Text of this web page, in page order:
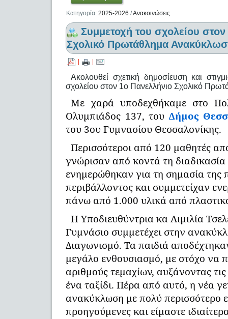
Κατηγορία:2025-2026 /Ανακοινώσεις
Συμμετοχή του σχολείου
Σχολικό Πρωτάθλημα
Ακολουθεί σχετική δημοσίευση και
σχολείου στον 1ο Πανελλήνιο Σχολικό
Με χαρά υποδεχθήκαμε στο
Ολυμπιάδος 137, του Δήμος
του 3ου Γυμνασίου Θεσσαλονίκης.
Περισσότεροι από 120 μαθητές
γνώρισαν από κοντά τη
ενημερώθηκαν για τη σημασία της
περιβάλλοντος και συμμετείχαν
πάνω από 1.000 υλικά από
Η Υποδιευθύντρια κα Αιμιλία
Γυμνάσιο συμμετέχει στην
Διαγωνισμό. Τα παιδιά
μεγάλο ενθουσιασμό, με στόχο να
αριθμούς τεμαχίων, αυξάνοντας
ένα ταξίδι. Πέρα από αυτό, η νέα
ανακύκλωση με πολύ περισσότερο
προηγούμενες και είμαστε